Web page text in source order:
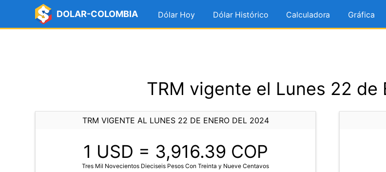
DOLAR-COLOMBIA Dólar Hoy Dólar Histórico Calculadora Gráfica
TRM vigente el Lunes 22 de
TRM VIGENTE AL LUNES 22 DE ENERO DEL 2024
1 USD = 3,916.39 COP
Tres Mil Novecientos Dieciseis Pesos Con Treinta y Nueve Centavos